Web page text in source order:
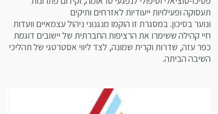
תעסוקה ופעילויות ייעודיות לאזרחים ותיקים
ונוער בסיכון. במסגרת זו הוקמו מנגנוני ניהול עצמאיים וועדות
חיי קהילה ששימרו את הרציפות החברתית של יישובים דוגמת
כפר עזה, שדרות וקרית שמונה, לצד ליווי אסטרטגי של תהליכי
השיבה הביתה.